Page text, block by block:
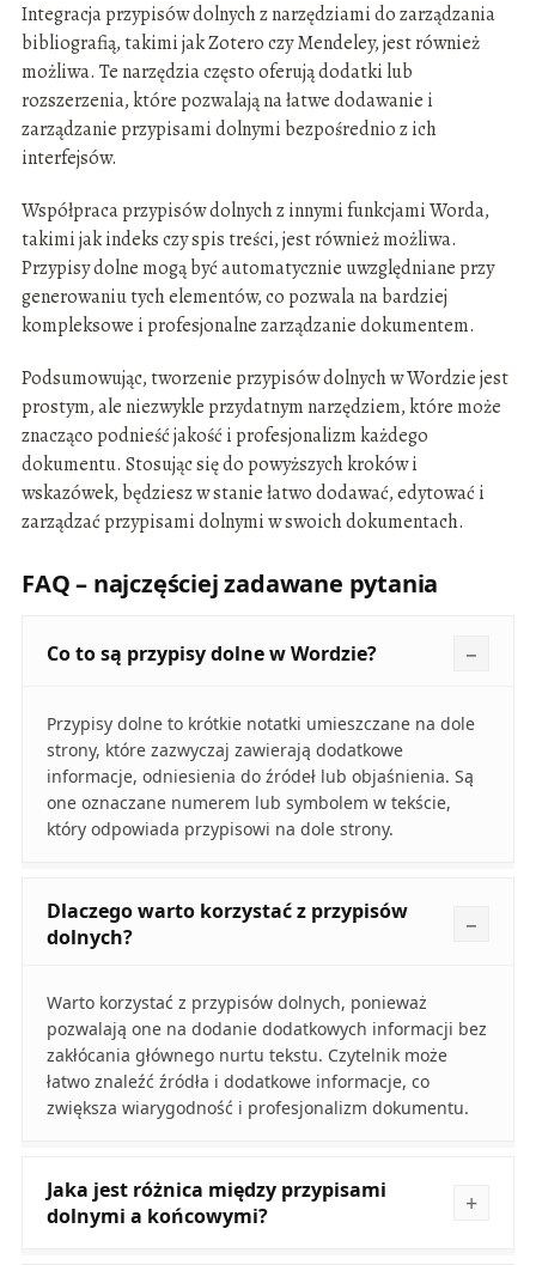
Integracja przypisów dolnych z narzędziami do zarządzania
bibliografią, takimi jak Zotero czy Mendeley, jest również
możliwa. Te narzędzia często oferują dodatki lub
rozszerzenia, które pozwalają na łatwe dodawanie i
zarządzanie przypisami dolnymi bezpośrednio z ich
interfejsów.
Współpraca przypisów dolnych z innymi funkcjami Worda,
takimi jak indeks czy spis treści, jest również możliwa.
Przypisy dolne mogą być automatycznie uwzględniane przy
generowaniu tych elementów, co pozwala na bardziej
kompleksowe i profesjonalne zarządzanie dokumentem.
Podsumowując, tworzenie przypisów dolnych w Wordzie jest
prostym, ale niezwykle przydatnym narzędziem, które może
znacząco podnieść jakość i profesjonalizm każdego
dokumentu. Stosując się do powyższych kroków i
wskazówek, będziesz w stanie łatwo dodawać, edytować i
zarządzać przypisami dolnymi w swoich dokumentach.
FAQ – najczęściej zadawane pytania
Co to są przypisy dolne w Wordzie?
Przypisy dolne to krótkie notatki umieszczane na dole
strony, które zazwyczaj zawierają dodatkowe
informacje, odniesienia do źródeł lub objaśnienia. Są
one oznaczane numerem lub symbolem w tekście,
który odpowiada przypisowi na dole strony.
Dlaczego warto korzystać z przypisów
dolnych?
Warto korzystać z przypisów dolnych, ponieważ
pozwalają one na dodanie dodatkowych informacji bez
zakłócania głównego nurtu tekstu. Czytelnik może
łatwo znaleźć źródła i dodatkowe informacje, co
zwiększa wiarygodność i profesjonalizm dokumentu.
Jaka jest różnica między przypisami
dolnymi a końcowymi?